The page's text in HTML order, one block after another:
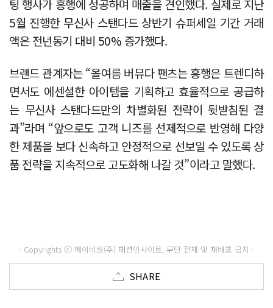
팅 행사가 흥행에 성공하며 매출을 견인했다. 실제로 지난
5월 진행한 무신사 스탠다드 상반기 슈퍼세일 기간 거래
액은 전년동기 대비 50% 증가했다.
브랜드 관계자는 “올여름 버뮤다 팬츠는 흥행은 트렌디하
면서도 에센셜한 아이템을 기획하고 효율적으로 공급하
는 무신사 스탠다드만의 차별화된 전략이 뒷받침된 결
과”라며 “앞으로도 고객 니즈를 선제적으로 반영해 다양
한 제품을 보다 신속하고 안정적으로 선보일 수 있도록 상
품 전략을 지속적으로 고도화해 나갈 것”이라고 말했다.
- Copyrights ⓒ 메이비원(주) 패션인사이트, 무단 전재 및 재배포 금지 -
SHARE